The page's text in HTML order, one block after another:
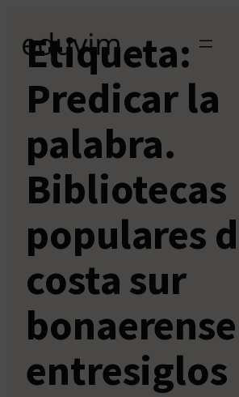
contenido
Etiqueta:
Predicar la
palabra.
Bibliotecas
populares
costa sur
entresiglos